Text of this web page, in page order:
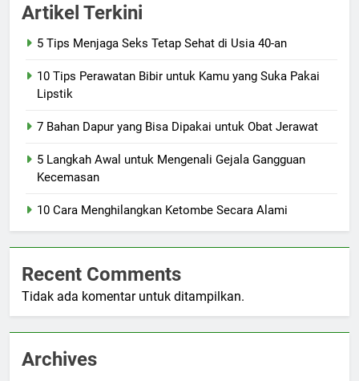
Artikel Terkini
5 Tips Menjaga Seks Tetap Sehat di Usia 40-an
10 Tips Perawatan Bibir untuk Kamu yang Suka Pakai
Lipstik
7 Bahan Dapur yang Bisa Dipakai untuk Obat Jerawat
5 Langkah Awal untuk Mengenali Gejala Gangguan
Kecemasan
10 Cara Menghilangkan Ketombe Secara Alami
Recent Comments
Tidak ada komentar untuk ditampilkan.
Archives